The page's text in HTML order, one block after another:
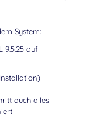
System:
9.5.25 auf
auch alles